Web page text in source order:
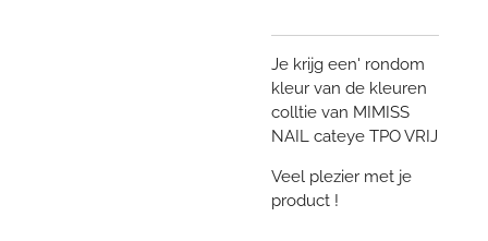
Je krijg een' rondom
kleur van de kleuren
colltie van MIMISS
NAIL cateye TPO VRIJ
Veel plezier met je
product !